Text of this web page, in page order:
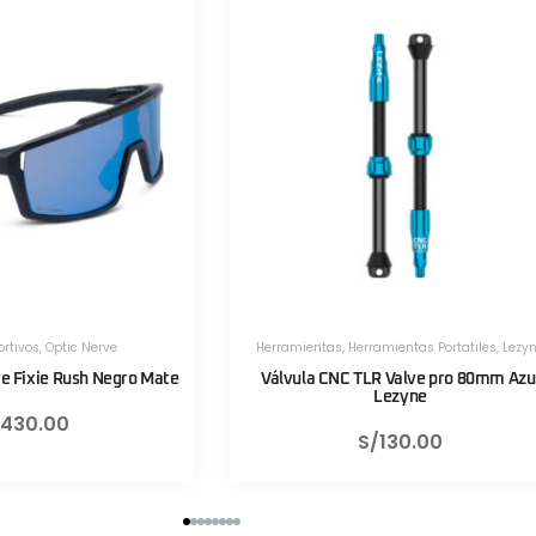
,Herramientas Portatiles Lezyne
CNC TLR Valve pro 80mm Azul
Herramientas,
Válvula CNC TLR